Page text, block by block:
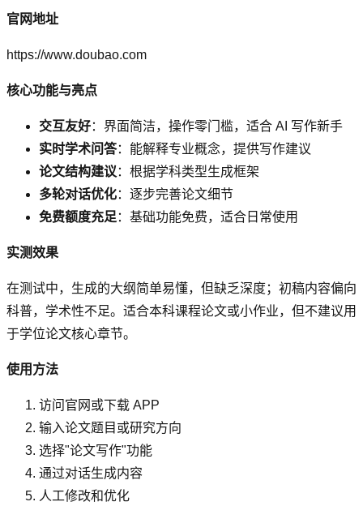
官网地址
https://www.doubao.com
核心功能与亮点
交互友好：界面简洁，操作零门槛，适合 AI 写作新手
实时学术问答：能解释专业概念，提供写作建议
论文结构建议 ：根据学科类型生成框架
多轮对话优化：逐步完善论文细节
免费额度充足 ：基础功能免费，适合日常使用
实测效果
在测试中，生成的大纲简单易懂，但缺乏深度；初稿内容偏向
科普，学术性不足。适合本科课程论文或小作业，但不建议用
于学位论文核心章节。
使用方法
访问官网或下载 APP
输入论文题目或研究方向
选择"论文写作"功能
通过对话生成内容
人工修改和优化